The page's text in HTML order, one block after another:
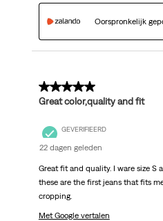
Oorspronkelijk
5 van 5 sterren.
Great color,quality and fit
GEVERIFIEERD
22 dagen geleden
Great fit and quality. I ware size S
these are the first jeans that fits
cropping.
Met Google vertalen